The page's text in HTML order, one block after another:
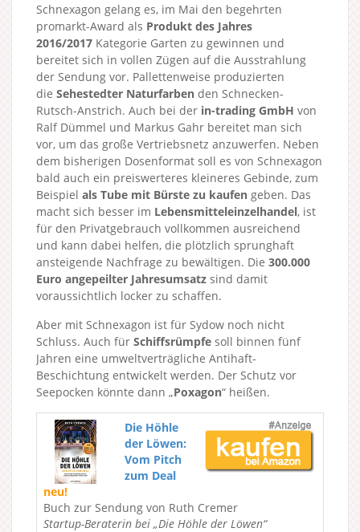
Schnexagon gelang es, im Mai den begehrten
promarkt-Award als Produkt des Jahres
2016/2017 Kategorie Garten zu gewinnen und
bereitet sich in vollen Zügen auf die Ausstrahlung
der Sendung vor. Pallettenweise produzierten
die Sehestedter Naturfarben den Schnecken-
Rutsch-Anstrich. Auch bei der in-trading GmbH von
Ralf Dümmel und Markus Gahr bereitet man sich
vor, um das große Vertriebsnetz anzuwerfen. Neben
dem bisherigen Dosenformat soll es von Schnexagon
bald auch ein preiswerteres kleineres Gebinde, zum
Beispiel als Tube mit Bürste zu kaufen geben. Das
macht sich besser im Lebensmitteleinzelhandel, ist
für den Privatgebrauch vollkommen ausreichend
und kann dabei helfen, die plötzlich sprunghaft
ansteigende Nachfrage zu bewältigen. Die 300.000
Euro angepeilter Jahresumsatz sind damit
voraussichtlich locker zu schaffen.
Aber mit Schnexagon ist für Sydow noch nicht
Schluss. Auch für Schiffsrümpfe soll binnen fünf
Jahren eine umweltverträgliche Antihaft-
Beschichtung entwickelt werden. Der Schutz vor
Seepocken könnte dann „Poxagon“ heißen.
Die Höhle
der Löwen:
Vom Pitch
zum Deal
neu!
Buch zur Sendung von Ruth Cremer
Startup-Beraterin bei „Die Höhle der Löwen“